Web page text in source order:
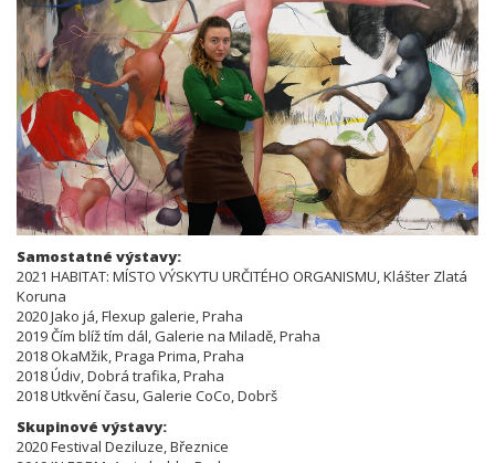
Samostatné výstavy:
2021 HABITAT: MÍSTO VÝSKYTU URČITÉHO ORGANISMU, Klášter Zlatá
Koruna
2020 Jako já, Flexup galerie, Praha
2019 Čím blíž tím dál, Galerie na Miladě, Praha
2018 OkaMžik, Praga Prima, Praha
2018 Údiv, Dobrá trafika, Praha
2018 Utkvění času, Galerie CoCo, Dobrš
Skupinové výstavy:
2020 Festival Deziluze, Březnice